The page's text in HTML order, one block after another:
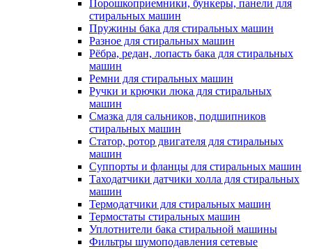
Порошкоприемники, бункеры, панели для
стиральных машин
Пружины бака для стиральных машин
Разное для стиральных машин
Рёбра, редан, лопасть бака для стиральных
машин
Ремни для стиральных машин
Ручки и крючки люка для стиральных
машин
Смазка для сальников, подшипников
стиральных машин
Статор, ротор двигателя для стиральных
машин
Суппорты и фланцы для стиральных машин
Таходатчики датчики холла для стиральных
машин
Термодатчики для стиральных машин
Термостаты стиральных машин
Уплотнители бака стиральной машины
Фильтры шумоподавления сетевые